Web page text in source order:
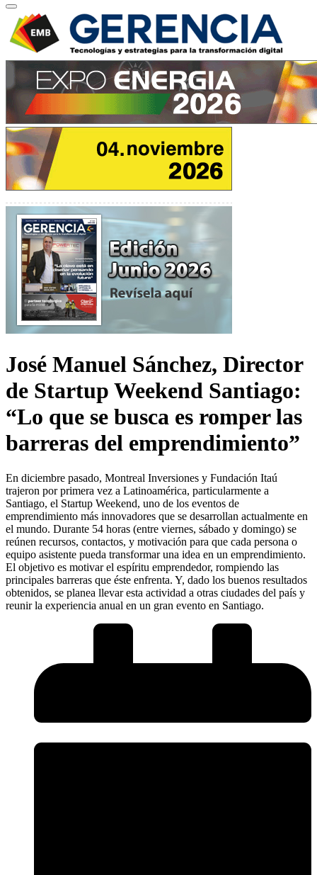
José Manuel Sánchez, Director
de Startup Weekend Santiago:
“Lo que se busca es romper las
barreras del emprendimiento”
En diciembre pasado, Montreal Inversiones y Fundación Itaú
trajeron por primera vez a Latinoamérica, particularmente a
Santiago, el Startup Weekend, uno de los eventos de
emprendimiento más innovadores que se desarrollan actualmente en
el mundo. Durante 54 horas (entre viernes, sábado y domingo) se
reúnen recursos, contactos, y motivación para que cada persona o
equipo asistente pueda transformar una idea en un emprendimiento.
El objetivo es motivar el espíritu emprendedor, rompiendo las
principales barreras que éste enfrenta. Y, dado los buenos resultados
obtenidos, se planea llevar esta actividad a otras ciudades del país y
reunir la experiencia anual en un gran evento en Santiago.